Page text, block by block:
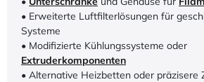
• Erweiterte Luftfilterlösungen für
Systeme
• Modifizierte Kühlungssysteme oder
Extruderkomponenten
• Alternative Heizbetten oder präzisere